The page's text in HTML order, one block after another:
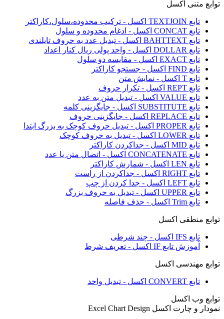
توابع متنی اکسل
تابع TEXTJOIN اکسل - ترکیب محدوده،سلول،کاراکتر
تابع CONCAT اکسل - ادغام محدوده و سلول
تابع BAHTTEXT اکسل - تبدیل عدد به حروف تایلندی
تابع DOLLAR اکسل - واحد پولی ریال کنار اعداد
تابع EXACT اکسل - مقایسه دو سلول
تابع FIND اکسل - جستجو کاراکتر
تابع T اکسل - نمایش متن
تابع REPT اکسل - تکرار حروف
تابع VALUE اکسل - تبدیل متن به عدد
تابع SUBSTITUTE اکسل - جایگزینی کلمه
تابع REPLACE اکسل - جایگزینی حروف
تابع PROPER اکسل - تبدیل حروف کوچک به بزرگ ابتدا
تابع LOWER اکسل - تبدیل به حروف کوچک
تابع MID اکسل - جداکردن کاراکتر
تابع CONCATENATE اکسل - اتصال متن یا عدد
تابع LEN اکسل - شمارش کاراکتر
تابع RIGHT اکسل - جداکردن از راست
تابع LEFT اکسل - جدا کردن از چپ
تابع UPPER اکسل - تبدیل به حروف بزرگ
تابع Trim اکسل - حذف فاصله
توابع منطقی اکسل
تابع IFS اکسل - چند شرطی
آموزش تابع IF اکسل - تعریف شرط
توابع مهندسی اکسل
تابع CONVERT اکسل - تبدیل واحد
توابع وب اکسل
نمودار و چارت اکسل Excel Chart Design